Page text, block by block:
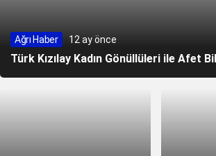
Ağrı Haber 12 ay önce
Türk Kızılay Kadın Gönüllüleri ile Afet